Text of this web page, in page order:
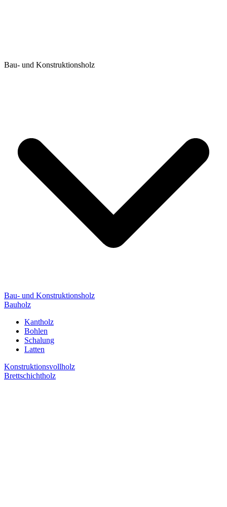
Bau- und Konstruktionsholz
Bau- und Konstruktionsholz
Bauholz
Kantholz
Bohlen
Schalung
Latten
Konstruktionsvollholz
Brettschichtholz